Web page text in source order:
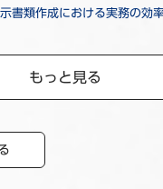
書類作成における実務の効
もっと見る